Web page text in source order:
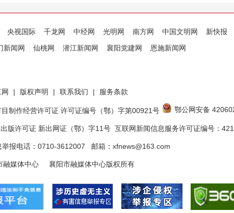
央视国际 千龙网 中经网 光明网 南方网 中国文明网 新快报
新闻网 仙桃网 潜江新闻网 襄阳党建网 恩施新闻网
| 版权声明 | 联系我们 | 服务条款
目制作经营许可证 许可证编号（鄂）字第00921号 鄂公网安备
版许可证 新出网证（鄂）字11号 互联网新闻信息服务许可证编号：
举报电话：0710-3612007 邮箱：xfnews@163.com
融媒体中心 襄阳市融媒体中心版权所有